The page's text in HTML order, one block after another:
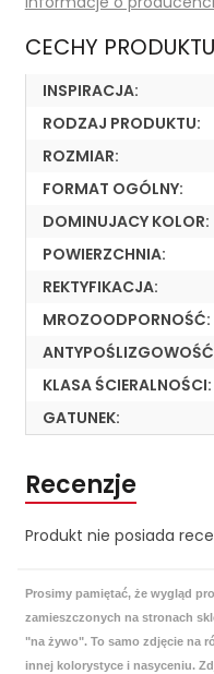
CECHY PRODUKTU
INSPIRACJA:
RODZAJ PRODUKTU:
ROZMIAR:
FORMAT OGÓLNY:
DOMINUJACY KOLOR:
POWIERZCHNIA:
REKTYFIKACJA:
MROZOODPORNOŚĆ:
KLASA ŚCIERALNOŚCI:
GATUNEK:
Recenzje
Produkt nie posiada
Prosimy pamiętać, że wygląd
zamieszczonych na stronach
"na żywo". To samo zdjęcie na
innej kolorystyce i nasyceniu.